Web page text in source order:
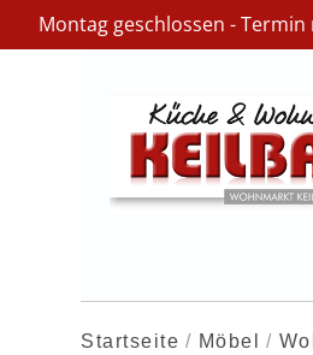
Montag geschlossen -
Startseite Möbel